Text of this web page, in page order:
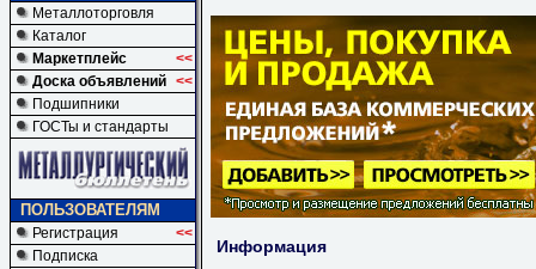
Металлоторговля
Каталог
Маркетплейс
<<
Доска объявлений <<
Подшипники
ГОСТы и стандарты
ПОЛЬЗОВАТЕЛЯМ
Регистрация
<<
Подписка
Информация